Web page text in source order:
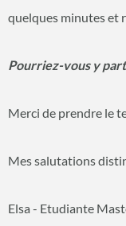
quelques minutes et
Pourriez-vous y
Merci de prendre le
Mes salutations
Elsa - Etudiante